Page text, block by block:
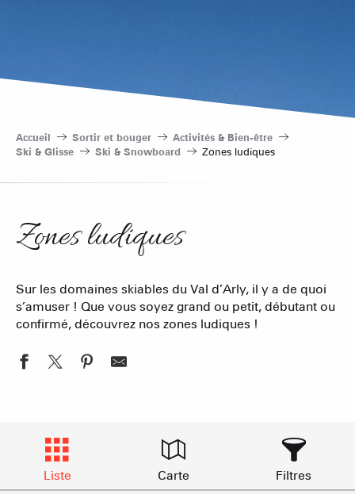
Accueil Sortir et bouger
Activités & Bien-être
Ski & Glisse
Ski & Snowboard Zones ludiques
Zones ludiques
Sur les domaines skiables du Val d’Arly, il y a de quoi
s’amuser ! Que vous soyez grand ou petit, débutant ou
confirmé, découvrez nos zones ludiques !
Liste Carte Filtres